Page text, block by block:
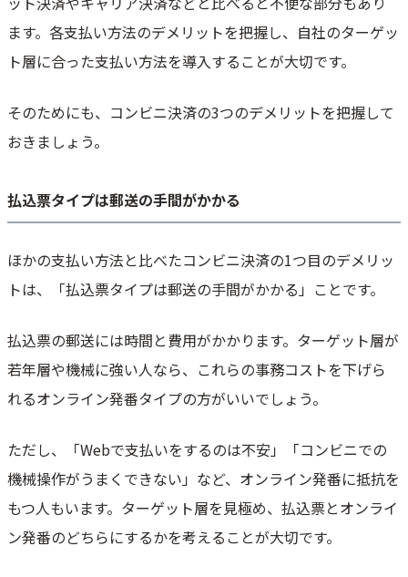
ます。各支払い方法のデメリットを把握し、自社のターゲッ
ト層に合った支払い方法を導入することが大切です。
そのためにも、コンビニ決済の3つのデメリットを把握して
おきましょう。
払込票タイプは郵送の手間がかかる
ほかの支払い方法と比べたコンビニ決済の1つ目のデメリッ
トは、「払込票タイプは郵送の手間がかかる」ことです。
払込票の郵送には時間と費用がかかります。ターゲット層が
若年層や機械に強い人なら、これらの事務コストを下げら
れるオンライン発番タイプの方がいいでしょう。
ただし、「Webで支払いをするのは不安」「コンビニでの
機械操作がうまくできない」など、オンライン発番に抵抗を
もつ人もいます。ターゲット層を見極め、払込票とオンライ
ン発番のどちらにするかを考えることが大切です。